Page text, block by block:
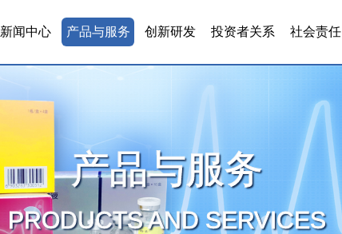
新闻中心 产品与服务 创新研发 投资者关系 社会责任
产品与服务
PRODUCTS AND SERVICES